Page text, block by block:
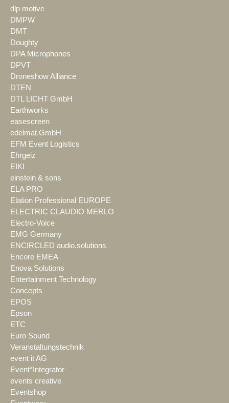
dlp motive
DMPW
DMT
Doughty
DPA Microphones
DPVT
Droneshow Alliance
DTEN
DTL LICHT GmbH
Earthworks
easescreen
edelmat.GmbH
EFM Event Logistics
Ehrgeiz
EIKI
einstein & sons
ELA PRO
Elation Professional EUROPE
ELECTRIC CLAUDIO MERLO
Electro-Voice
EMG Germany
ENCIRCLED audio.solutions
Encore EMEA
Enova Solutions
Entertainment Technology
Concepts
EPOS
Epson
ETC
Euro Sound
Veranstaltungstechnik
event it AG
Event*Integrator
events creative
Eventshop